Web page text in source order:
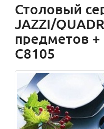
Столовый
JAZZI/
предметов
C8105